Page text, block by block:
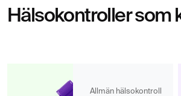
Hälsokontroller som
Allmän hälsokontroll